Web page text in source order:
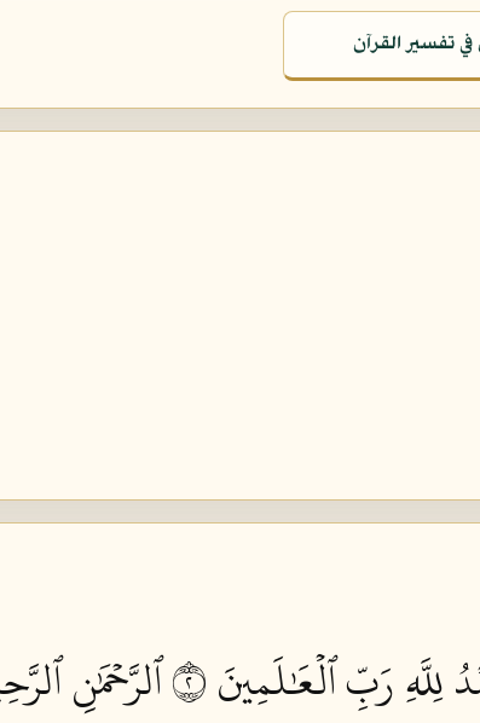
في تفسير القرآن
لِلَّهِ رَبِّ ٱلۡعَٰلَمِينَ ٢ ٱلرَّحۡمَٰنِ